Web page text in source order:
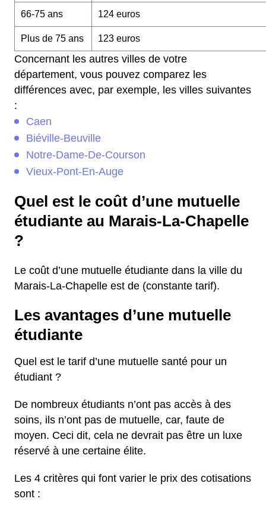
66-75 ans 124 euros
Plus de 75 ans 123 euros
Concernant les autres villes de votre
département, vous pouvez comparez les
différences avec, par exemple, les villes suivantes
:
Caen
Biéville-Beuville
Notre-Dame-De-Courson
Vieux-Pont-En-Auge
Quel est le coût d’une mutuelle
étudiante au Marais-La-Chapelle
?
Le coût d’une mutuelle étudiante dans la ville du
Marais-La-Chapelle est de (constante tarif).
Les avantages d’une mutuelle
étudiante
Quel est le tarif d’une mutuelle santé pour un
étudiant ?
De nombreux étudiants n’ont pas accès à des
soins, ils n’ont pas de mutuelle, car, faute de
moyen. Ceci dit, cela ne devrait pas être un luxe
réservé à une certaine élite.
Les 4 critères qui font varier le prix des cotisations
sont :